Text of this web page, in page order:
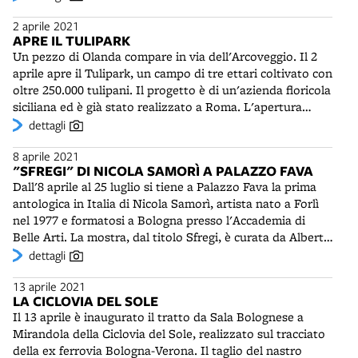
diffondersi del virus vi sono, infatti, gli assembramenti di
giovani in alcuni luoghi del centro.
l’offerta dell’Inter, disposta a spendere trecento milioni
per il suo cartellino, cifra per quei tempi molto elevata.
Terminò la carriera sportiva giocando come libero nel
Mantova, tornando poi a risiedere a Bologna con la
famiglia. Nel 2018 è stato nominato Cavaliere della
Repubblica.
tempo pieno all'aiuto e al soccorso dei poveri,
sull'esempio di don Olinto. Come lui sostava spesso a
chiedere l'elemosina all'angolo tra via Orefici e via
Drapperie e davanti al Teatro comunale prima degli
spettacoli. Nella sua azione seguiva una regola semplice:
“Si aiuta chi ne ha bisogno. Sempre. E comunque.
Punto”. I funerali saranno celebrati il 29 marzo
dall'Arcivescovo card. Matteo Zuppi nella cattedrale di
San Pietro. Il Teatro comunale gli dedicherà il concerto
pasquale.
2 aprile 2021
APRE IL TULIPARK
Un pezzo di Olanda compare in via dell'Arcoveggio. Il 2
aprile apre il Tulipark, un campo di tre ettari coltivato con
oltre 250.000 tulipani. Il progetto è di un'azienda floricola
siciliana ed è già stato realizzato a Roma. L'apertura
dell'area è limitata a circa un mese, la durata della
con la formula U-Pick (tu cogli). Una guida insegna con
una breve introduzione come fare. La scelta è tra oltre
cento diverse varietà. Al termine viene confezionato un
bouquet di tulipani recisi, mentre i bulbi saranno donati
al Comune, che li ripianterà in aree pubbliche.
dettagli
8 aprile 2021
"SFREGI" DI NICOLA SAMORÌ A PALAZZO FAVA
Dall'8 aprile al 25 luglio si tiene a Palazzo Fava la prima
antologica in Italia di Nicola Samorì, artista nato a Forlì
nel 1977 e formatosi a Bologna presso l'Accademia di
Belle Arti. La mostra, dal titolo Sfregi, è curata da Alberto
Zanchetta e Chiara Stefani per Genus Bononiae. Il
realizzate con varie tecniche e materiali - è stato
elaborato dallo stesso artista in esclusiva per le sale di
palazzo Fava. Mentre al piano nobile sono esposte opere
spesso imponenti, come il grande affresco Malafonte, al
secondo piano si susseguono lavori di piccolo formato,
dettagli
13 aprile 2021
LA CICLOVIA DEL SOLE
Il 13 aprile è inaugurato il tratto da Sala Bolognese a
Mirandola della Ciclovia del Sole, realizzato sul tracciato
della ex ferrovia Bologna-Verona. Il taglio del nastro